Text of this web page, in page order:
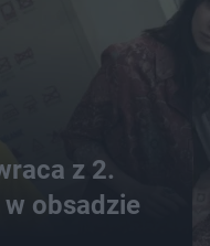
z 2.
obsadzie